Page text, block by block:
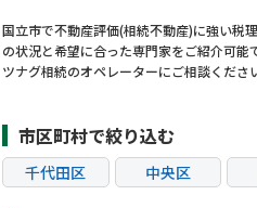
国立市で不動産評価(相続不動産)に強い税
の状況と希望に合った専門家をご紹介可能
ツナグ相続のオペレーターにご相談くださ
市区町村で絞り込む
千代田区 中央区